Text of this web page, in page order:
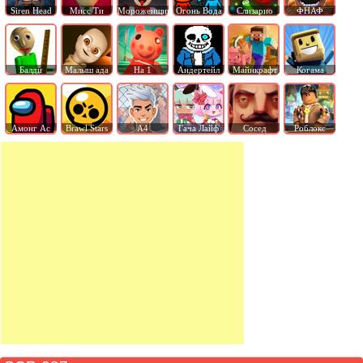
Siren Head Мисс Ти Мороженщик Огонь Вода Слизарио ФНАФ
Балди Малыш ада На 1 Андертейл Майнкрафт Когама
Амонг Ас Brawl Stars А4 Гача Лайф Сосед Роблокс